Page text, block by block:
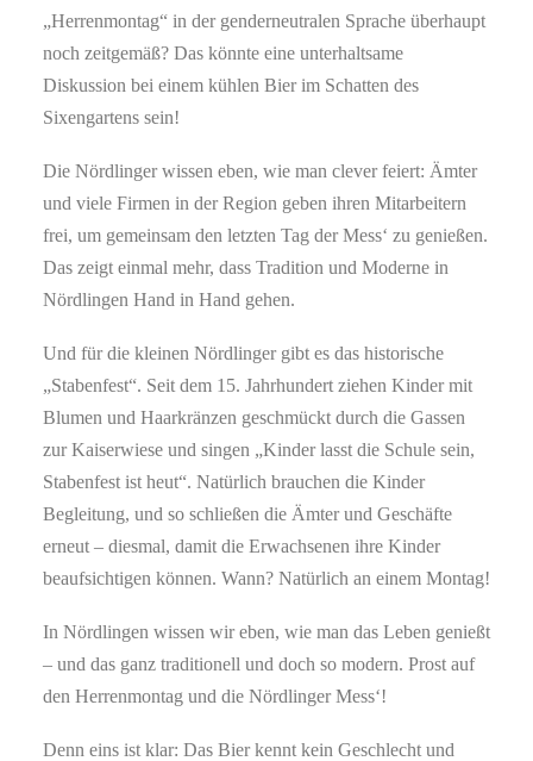
„Herrenmontag“ in der genderneutralen Sprache überhaupt
noch zeitgemäß? Das könnte eine unterhaltsame
Diskussion bei einem kühlen Bier im Schatten des
Sixengartens sein!
Die Nördlinger wissen eben, wie man clever feiert: Ämter
und viele Firmen in der Region geben ihren Mitarbeitern
frei, um gemeinsam den letzten Tag der Mess‘ zu genießen.
Das zeigt einmal mehr, dass Tradition und Moderne in
Nördlingen Hand in Hand gehen.
Und für die kleinen Nördlinger gibt es das historische
„Stabenfest“. Seit dem 15. Jahrhundert ziehen Kinder mit
Blumen und Haarkränzen geschmückt durch die Gassen
zur Kaiserwiese und singen „Kinder lasst die Schule sein,
Stabenfest ist heut“. Natürlich brauchen die Kinder
Begleitung, und so schließen die Ämter und Geschäfte
erneut – diesmal, damit die Erwachsenen ihre Kinder
beaufsichtigen können. Wann? Natürlich an einem Montag!
In Nördlingen wissen wir eben, wie man das Leben genießt
– und das ganz traditionell und doch so modern. Prost auf
den Herrenmontag und die Nördlinger Mess‘!
Denn eins ist klar: Das Bier kennt kein Geschlecht und